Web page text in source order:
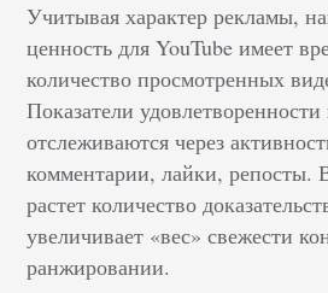
Учитывая характер рекламы,
ценность для YouTube имеет
количество просмотренных
Показатели
отслеживаются через
комментарии, лайки, репосты.
растет количество
увеличивает «вес» свежести
ранжировании.